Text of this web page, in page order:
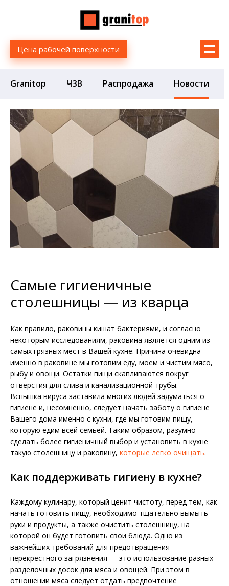
Цена рабочей поверхности
Granitop ЧЗВ Распродажа Новости
Самые гигиеничные
столешницы — из кварца
Как правило, раковины кишат бактериями, и согласно
некоторым исследованиям, раковина является одним из
самых грязных мест в Вашей кухне. Причина очевидна —
именно в раковине мы готовим еду, моем и чистим мясо,
рыбу и овощи. Остатки пищи скапливаются вокруг
отверстия для слива и канализационной трубы.
Вспышка вируса заставила многих людей задуматься о
гигиене и, несомненно, следует начать заботу о гигиене
Вашего дома именно с кухни, где мы готовим пищу,
которую едим всей семьей. Таким образом, разумно
сделать более гигиеничный выбор и установить в кухне
такую столешницу и раковину, которые легко очищать.
Как поддерживать гигиену в кухне?
Каждому кулинару, который ценит чистоту, перед тем, как
начать готовить пищу, необходимо тщательно вымыть
руки и продукты, а также очистить столешницу, на
которой он будет готовить свои блюда. Одно из
важнейших требований для предотвращения
перекрестного загрязнения — это использование разных
разделочных досок для мяса и овощей. При этом в
отношении мяса следует отдать предпочтение